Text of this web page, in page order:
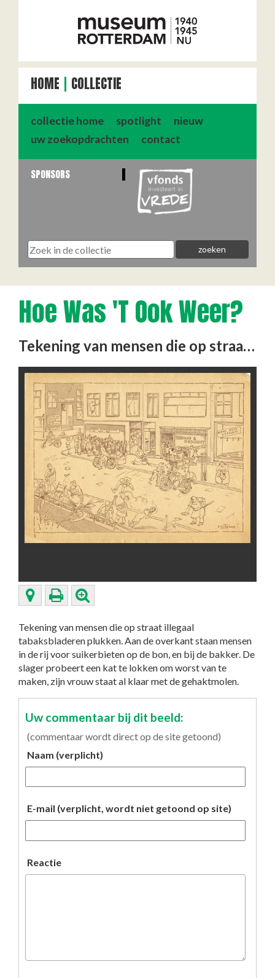
HOME COLLECTIE
collectie home spotlight
nieuw
uw zoekopdrachten
contact
SPONSORS
Hoe Was 't Ook Weer?
Tekening van mensen die op straat illegaal tabaksbladeren plukken. Aan de overkant staan mensen in de rij voor …
Tekening van mensen die op straat illegaal
tabaksbladeren plukken. Aan de overkant staan mensen
in de rij voor suikerbieten op de bon, en bij de bakker. De
slager probeert een kat te lokken om worst van te
maken, zijn vrouw staat al klaar met de gehaktmolen.
Uw commentaar bij dit beeld:
(commentaar wordt direct op de site getoond)
Naam (verplicht)
E-mail (verplicht, wordt niet getoond op site)
Reactie